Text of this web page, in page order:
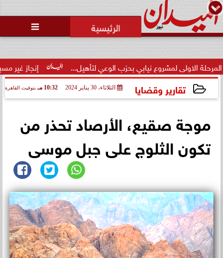

إنجاز غير مسبوق.. لمشروع نيابي بحزب الوعي لتأهيل...
تقارير وقضايا الثلاثاء، 30 يناير 2024 10:32 مـ بتوقيت القاهرة
موجة صقيع، الأرصاد تحذر من
تكون الثلوج على جبل موسى